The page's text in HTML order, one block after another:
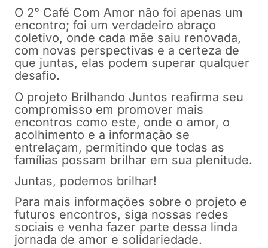
O 2° Café Com Amor não foi apenas um
encontro; foi um verdadeiro abraço
coletivo, onde cada mãe saiu renovada,
com novas perspectivas e a certeza de
que juntas, elas podem superar qualquer
desafio.
O projeto Brilhando Juntos reafirma seu
compromisso em promover mais
encontros como este, onde o amor, o
acolhimento e a informação se
entrelaçam, permitindo que todas as
famílias possam brilhar em sua plenitude.
Juntas, podemos brilhar!
Para mais informações sobre o projeto e
futuros encontros, siga nossas redes
sociais e venha fazer parte dessa linda
jornada de amor e solidariedade.